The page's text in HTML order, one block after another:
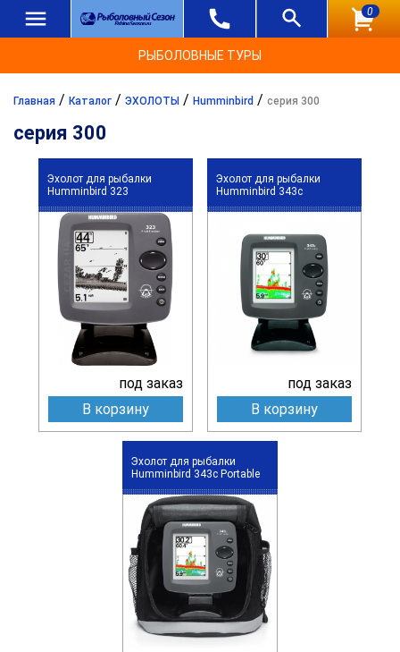
0
РЫБОЛОВНЫЕ ТУРЫ
Главная / Каталог / ЭХОЛОТЫ / Humminbird / серия 300
серия 300
Эхолот для рыбалки
Humminbird 323
под заказ
В корзину
Эхолот для рыбалки
Humminbird 343c
под заказ
В корзину
Эхолот для рыбалки
Humminbird 343c Portable